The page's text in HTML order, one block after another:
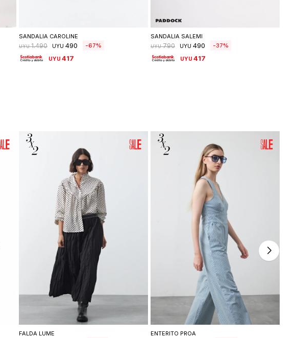
SANDALIA CAROLINE
UYU 1.490 UYU 490 67
UYU 417
SANDALIA SALEMI
UYU 790 UYU 490 37
UYU 417
Seleccionar talle
FALDA LUME
Seleccionar talle
ENTERITO PROA